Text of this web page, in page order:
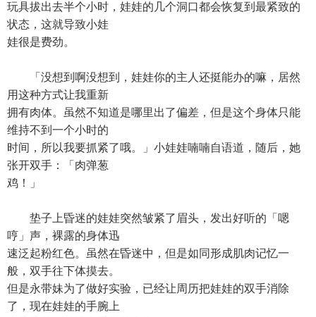
玩具拔出去半个小时，娃娃的几个洞口都会恢复到最紧致的
状态，这就导致小娃
娃很是费劲。
「没想到啊没想到，娃娃你的主人还挺能办的嘛，居然
用这种方式让我重新
拥有肉体。虽然不知道是哪里出了偏差，但是这个身体只能
维持不到一个小时的
时间，所以我要抓紧了哦。」小娃娃喃喃自语道，随后，她
张开双手：「肉弹葱
鸡！」
垫子上昏迷的娃娃突然皱紧了眉头，发出好听的「嗯
哼」声，裸露的身体迅
速泛起粉红色。虽然在昏迷中，但是如同形成肌肉记忆一
般，双手往下体摸去。
但是永带妹为了做好实验，已经让周历把娃娃的双手消除
了，现在娃娃的手腕上